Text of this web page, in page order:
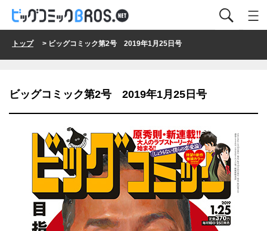
トップ> ビッグコミック第2号 2019年1月25日号
ビッグコミック第2号 2019年1月25日号